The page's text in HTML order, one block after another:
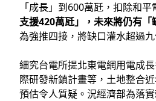
「成長」到600萬瓩，扣除和平
支援420萬瓩」，未來將仍有「
為強推四接，將缺口灌水超過九
細究台電所提北東電網用電成
際研發新鎮計畫等，土地整合
預估令人質疑。況經濟部為落